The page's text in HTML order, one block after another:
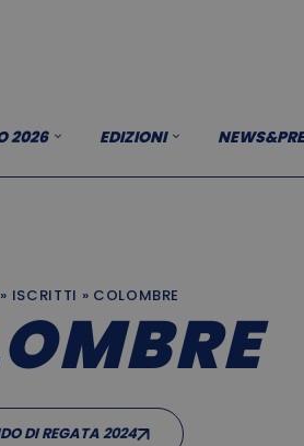
2026 EDIZIONI
» ISCRITTI » COLOMBRE
DI REGATA 2024